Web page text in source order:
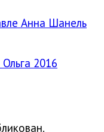
2016